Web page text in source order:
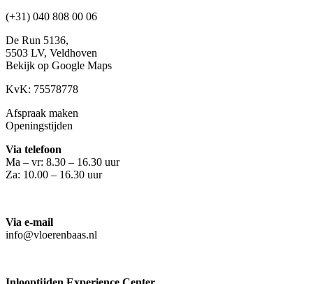
(+31) 040 808 00 06
De Run 5136,
5503 LV, Veldhoven
Bekijk op Google Maps
KvK: 75578778
Afspraak maken
Openingstijden
Via telefoon
Ma – vr: 8.30 – 16.30 uur
Za: 10.00 – 16.30 uur
Via e-mail
info@vloerenbaas.nl